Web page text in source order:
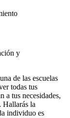
y
de las escuelas
todas tus
a tus necesidades,
Hallarás la
individuo es